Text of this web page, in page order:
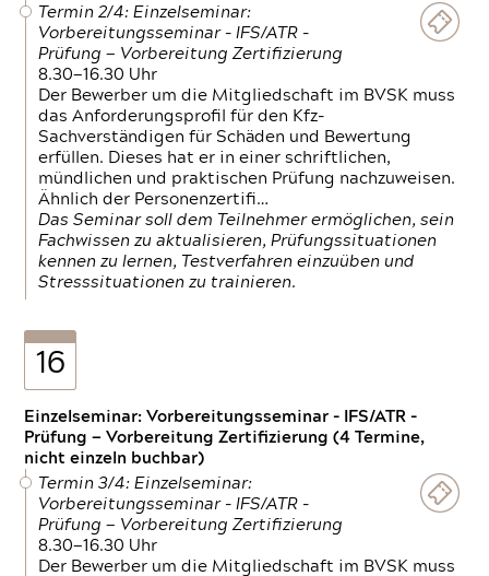
Termin 2/4: Einzelseminar:
Vorbereitungsseminar - IFS/ATR -
Prüfung — Vorbereitung Zertifizierung
8.30—16.30 Uhr
Der Bewerber um die Mitgliedschaft im BVSK muss
das Anforderungsprofil für den Kfz-
Sachverständigen für Schäden und Bewertung
erfüllen. Dieses hat er in einer schriftlichen,
mündlichen und praktischen Prüfung nachzuweisen.
Ähnlich der Personenzertifi…
Das Seminar soll dem Teilnehmer ermöglichen, sein
Fachwissen zu aktualisieren, Prüfungssituationen
kennen zu lernen, Testverfahren einzuüben und
Stresssituationen zu trainieren.
16
Einzelseminar: Vorbereitungsseminar - IFS/ATR -
Prüfung — Vorbereitung Zertifizierung (4 Termine,
nicht einzeln buchbar)
Termin 3/4: Einzelseminar:
Vorbereitungsseminar - IFS/ATR -
Prüfung — Vorbereitung Zertifizierung
8.30—16.30 Uhr
Der Bewerber um die Mitgliedschaft im BVSK muss